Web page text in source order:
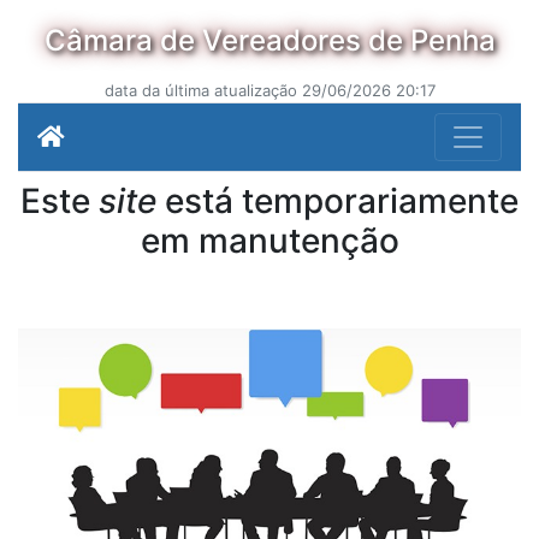
Câmara de Vereadores de Penha
data da última atualização 29/06/2026 20:17
Este site está temporariamente
em manutenção